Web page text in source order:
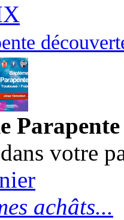
votre
achâts...